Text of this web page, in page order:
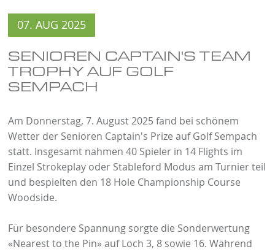
07. AUG 2025
SENIOREN CAPTAIN'S TEAM
TROPHY AUF GOLF
SEMPACH
Am Donnerstag, 7. August 2025 fand bei schönem
Wetter der Senioren Captain's Prize auf Golf Sempach
statt. Insgesamt nahmen 40 Spieler in 14 Flights im
Einzel Strokeplay oder Stableford Modus am Turnier teil
und bespielten den 18 Hole Championship Course
Woodside.
Für besondere Spannung sorgte die Sonderwertung
«Nearest to the Pin» auf Loch 3, 8 sowie 16. Während